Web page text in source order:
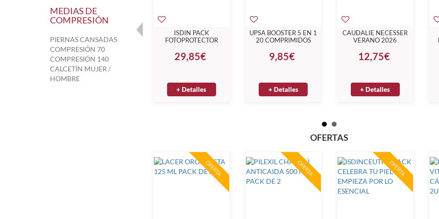
MEDIAS DE
COMPRESIÓN
PIERNAS CANSADAS
COMPRESIÓN 70
COMPRESIÓN 140
CALCETÍN MUJER /
HOMBRE
ISDIN PACK
FOTOPROTECTOR
WATER 50ML + SPRAY
TRANSPARENT 250ML
29,85€
+ Detalles
UPSA BOOSTER 5 EN 1
20 COMPRIMIDOS
9,85€
+ Detalles
CAUDALIE NECESSER
VERANO 2026
12,75€
+ Detalles
OFERTAS
OFERTA OFERTA OFERTA